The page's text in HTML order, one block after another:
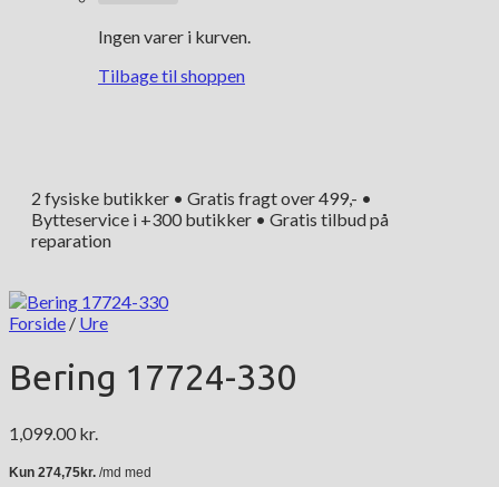
Ingen varer i kurven.
Tilbage til shoppen
2 fysiske butikker • Gratis fragt over 499,- •
Bytteservice i +300 butikker • Gratis tilbud på
reparation
Forside / Ure
Bering 17724-330
1,099.00 kr.